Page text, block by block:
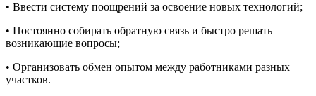
• Ввести систему поощрений за освоение новых технологий;
• Постоянно собирать обратную связь и быстро решать
возникающие вопросы;
• Организовать обмен опытом между работниками разных
участков.